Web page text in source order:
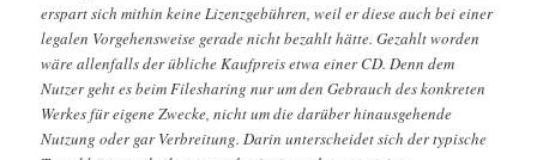
erspart sich mithin keine Lizenzgebühren, weil er diese auch bei einer
legalen Vorgehensweise gerade nicht bezahlt hätte. Gezahlt worden
wäre allenfalls der übliche Kaufpreis etwa einer CD. Denn dem
Nutzer geht es beim Filesharing nur um den Gebrauch des konkreten
Werkes für eigene Zwecke, nicht um die darüber hinausgehende
Nutzung oder gar Verbreitung. Darin unterscheidet sich der typische